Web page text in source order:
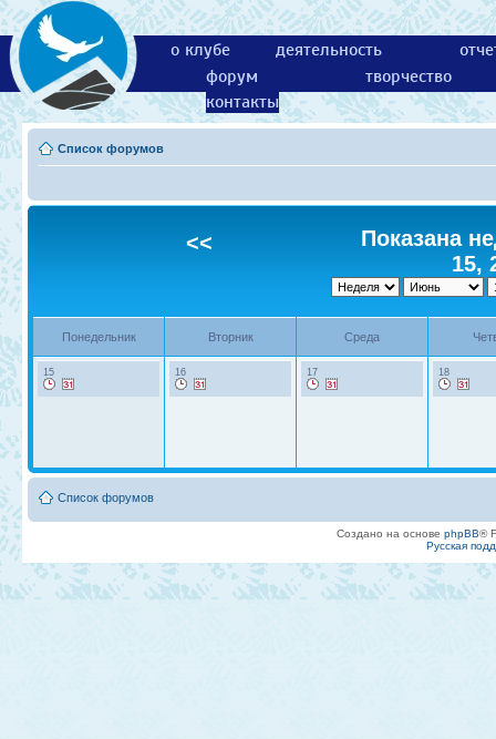
о клубе деятельность
форум
творчество
контакты
Список форумов
<<
Показана
15,
Понедельник Вторник Среда
15 16 17 18
Список форумов
Создано на основе phpBB®
Русская